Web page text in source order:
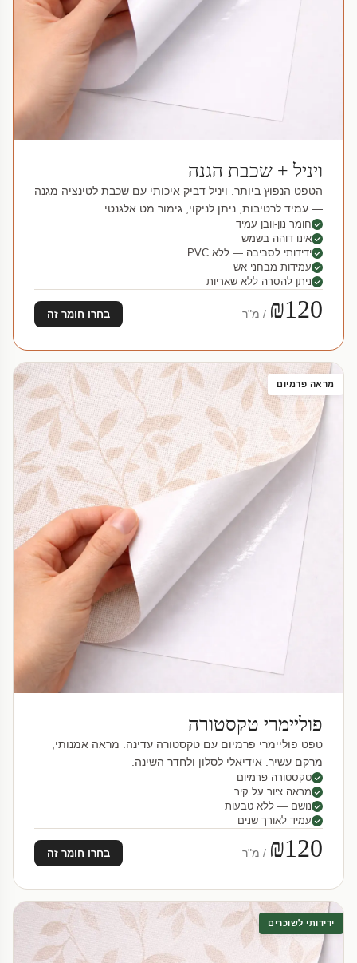
ויניל + שכבת הגנה
הטפט הנפוץ ביותר. ויניל דביק איכותי עם שכבת לטינציה מגנה
— עמיד לרטיבות, ניתן לניקוי, גימור מט אלגנטי.
חומר נון-וובן עמיד
אינו דוהה בשמש
ידידותי לסביבה — ללא PVC
עמידות מבחני אש
ניתן להסרה ללא שאריות
₪120 / מ"ר בחרו חומר זה
מראה פרמיום
פוליימרי טקסטורה
טפט פוליימרי פרמיום עם טקסטורה עדינה. מראה אמנותי,
מרקם עשיר. אידיאלי לסלון ולחדר השינה.
טקסטורה פרמיום
מראה ציור על קיר
נושם — ללא טבעות
עמיד לאורך שנים
₪120 / מ"ר בחרו חומר זה
ידידותי לשוכרים